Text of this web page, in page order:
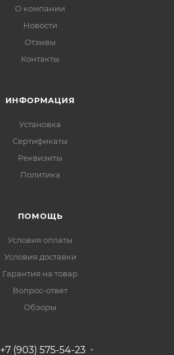
О компании
Новости
Отзывы
Контакты
ИНФОРМАЦИЯ
Установка
Сертификаты
Реквизиты
Политика
ПОМОЩЬ
Условия оплаты
Условия доставки
Гарантия на товар
Вопрос-ответ
Обзоры
+7 (903) 575-54-23